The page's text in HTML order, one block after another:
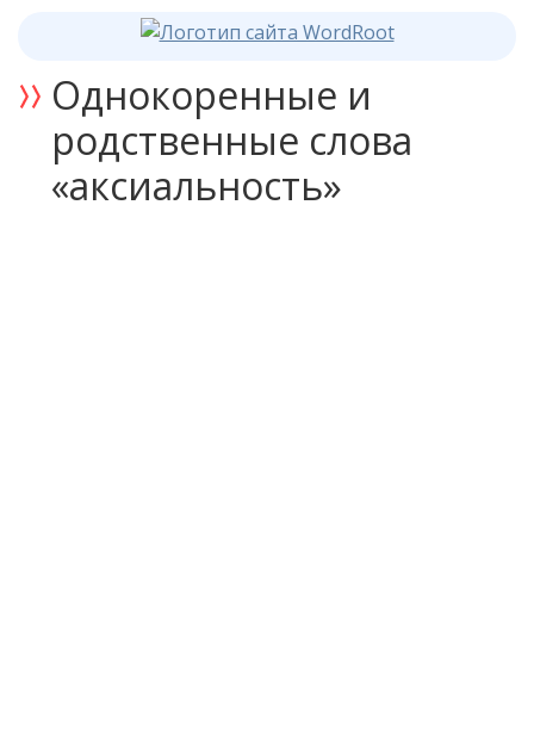
Однокоренные и
родственные слова
«аксиальность»